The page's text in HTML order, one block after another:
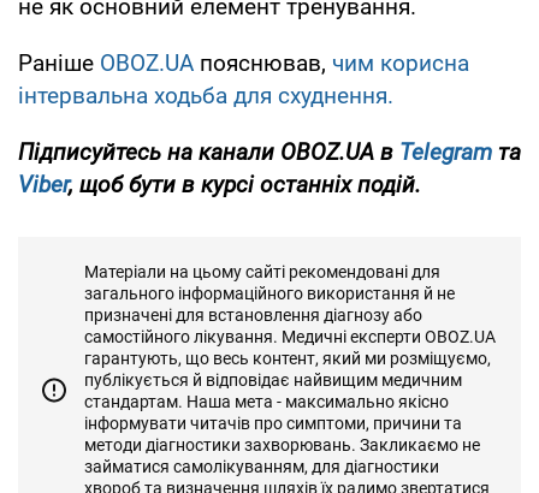
не як основний елемент тренування.
Раніше OBOZ.UA пояснював, чим корисна
інтервальна ходьба для схуднення.
Підписуйтесь на канали OBOZ.UA в Telegram та
Viber, щоб бути в курсі останніх подій.
Матеріали на цьому сайті рекомендовані для
загального інформаційного використання й не
призначені для встановлення діагнозу або
самостійного лікування. Медичні експерти OBOZ.UA
гарантують, що весь контент, який ми розміщуємо,
публікується й відповідає найвищим медичним
стандартам. Наша мета - максимально якісно
інформувати читачів про симптоми, причини та
методи діагностики захворювань. Закликаємо не
займатися самолікуванням, для діагностики
хвороб та визначення шляхів їх радимо звертатися